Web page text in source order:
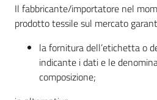
Il fabbricante/importatore nel
prodotto tessile sul mercato
la fornitura dell’etichetta o
indicante i dati e le
composizione;